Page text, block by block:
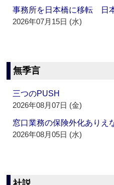
事務所を日本橋に移転 日
2026年07月15日 (水)
無季言
三つのPUSH
2026年08月07日 (金)
窓口業務の保険外化ありえ
2026年08月05日 (水)